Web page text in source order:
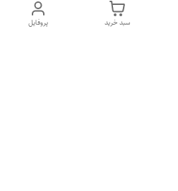
پروفایل سبد خرید